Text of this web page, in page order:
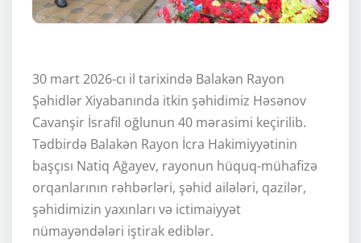
30 mart 2026-cı il tarixində Balakən Rayon
Şəhidlər Xiyabanında itkin şəhidimiz Həsənov
Cavanşir İsrafil oğlunun 40 mərasimi keçirilib.
Tədbirdə Balakən Rayon İcra Hakimiyyətinin
başçısı Natiq Ağayev, rayonun hüquq-mühafizə
orqanlarının rəhbərləri, şəhid ailələri, qazilər,
şəhidimizin yaxınları və ictimaiyyət
nümayəndələri iştirak ediblər.